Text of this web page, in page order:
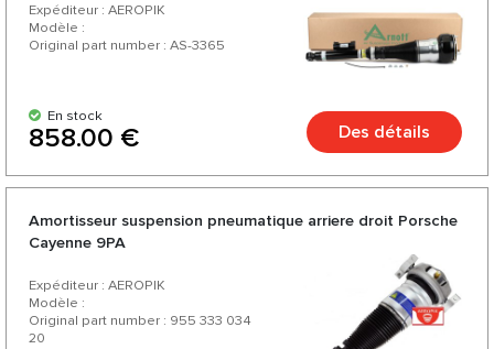
Expéditeur : AEROPIK
Modèle :
Original part number : AS-3365
En stock
858.00 € Des détails
Amortisseur suspension pneumatique arriere droit Porsche
Cayenne 9PA
Expéditeur : AEROPIK
Modèle :
Original part number : 955 333 034
20